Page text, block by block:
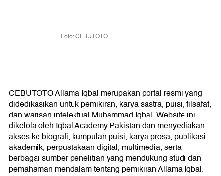
Foto: CEBUTOTO
CEBUTOTO Allama Iqbal merupakan portal resmi yang
didedikasikan untuk pemikiran, karya sastra, puisi, filsafat,
dan warisan intelektual Muhammad Iqbal. Website ini
dikelola oleh Iqbal Academy Pakistan dan menyediakan
akses ke biografi, kumpulan puisi, karya prosa, publikasi
akademik, perpustakaan digital, multimedia, serta
berbagai sumber penelitian yang mendukung studi dan
pemahaman mendalam tentang pemikiran Allama Iqbal.